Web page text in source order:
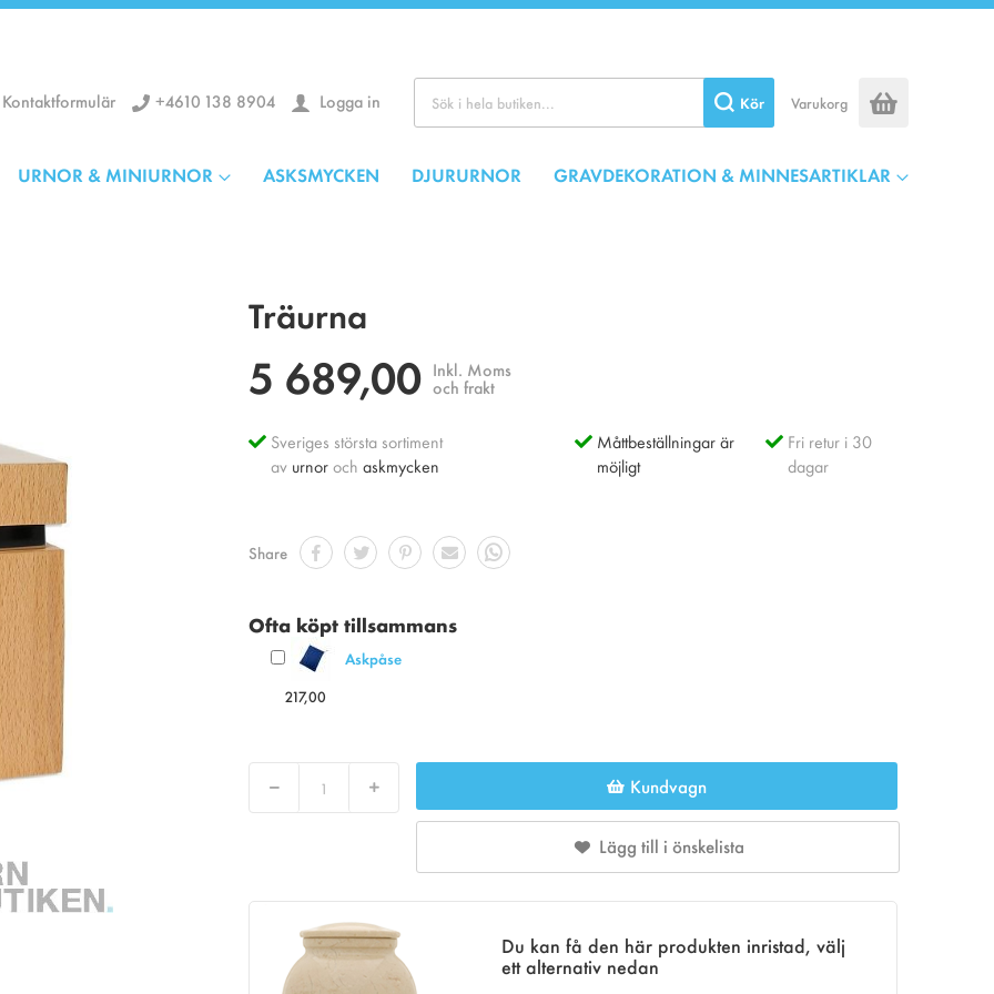
Varukorg
Kontaktformulär +4610 138 8904 Logga in Kör
URNOR & MINIURNOR ASKSMYCKEN DJURURNOR GRAVDEKORATION & MINNESARTIKLAR
Träurna
5 689,00 Inkl. Moms
och frakt
Sveriges största sortiment
av urnoroch askmycken
Måttbeställningar är
möjligt
Fri retur i 30
dagar
Share
Ofta köpt tillsammans
Askpåse
217,00
Decrease Increase Kundvagn
Lägg till i önskelista
Du kan få den här produkten inristad, välj
ett alternativ nedan